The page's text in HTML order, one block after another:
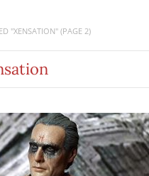
"XENSATION"(PAGE 2)